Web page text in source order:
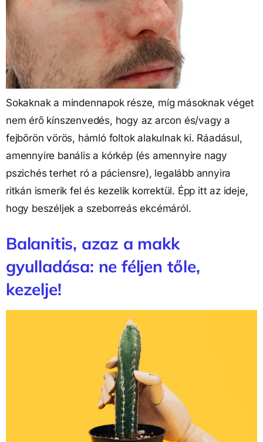
Sokaknak a mindennapok része, míg másoknak véget
nem érő kínszenvedés, hogy az arcon és/vagy a
fejbőrön vörös, hámló foltok alakulnak ki. Ráadásul,
amennyire banális a kórkép (és amennyire nagy
pszichés terhet ró a páciensre), legalább annyira
ritkán ismerik fel és kezelik korrektül. Épp itt az ideje,
hogy beszéljek a szeborreás ekcémáról.
Balanitis, azaz a makk
gyulladása: ne féljen tőle,
kezelje!